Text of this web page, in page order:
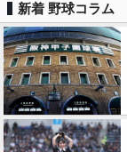
新着 野球コラム